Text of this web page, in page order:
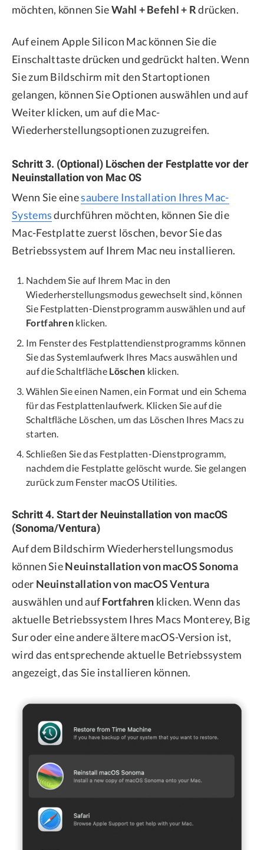
möchten, können SieWahl + Befehl + Rdrücken.
Auf einem Apple Silicon Mac können Sie die
Einschalttaste drücken und gedrückt halten. Wenn
Sie zum Bildschirm mit den Startoptionen
gelangen, können Sie Optionen auswählen und auf
Weiter klicken, um auf die Mac-
Wiederherstellungsoptionen zuzugreifen.
Schritt 3. (Optional) Löschen der Festplatte vor der
Neuinstallation von Mac OS
Wenn Sie einesaubere Installation Ihres Mac-
Systemsdurchführen möchten, können Sie die
Mac-Festplatte zuerst löschen, bevor Sie das
Betriebssystem auf Ihrem Mac neu installieren.
Nachdem Sie auf Ihrem Mac in den
Wiederherstellungsmodus gewechselt sind, können
Sie Festplatten-Dienstprogramm auswählen und auf
Fortfahren klicken.
Im Fenster des Festplattendienstprogramms können
Sie das Systemlaufwerk Ihres Macs auswählen und
auf die Schaltfläche Löschen klicken.
Wählen Sie einen Namen, ein Format und ein Schema
für das Festplattenlaufwerk. Klicken Sie auf die
Schaltfläche Löschen, um das Löschen Ihres Macs zu
starten.
Schließen Sie das Festplatten-Dienstprogramm,
nachdem die Festplatte gelöscht wurde. Sie gelangen
zurück zum Fenster macOS Utilities.
Schritt 4. Start der Neuinstallation von macOS
(Sonoma/Ventura)
Auf dem Bildschirm Wiederherstellungsmodus
können SieNeuinstallation von macOS Sonoma
oder Neuinstallation von macOS Ventura
auswählen und aufFortfahren klicken. Wenn das
aktuelle Betriebssystem Ihres Macs Monterey, Big
Sur oder eine andere ältere macOS-Version ist,
wird das entsprechende aktuelle Betriebssystem
angezeigt, das Sie installieren können.